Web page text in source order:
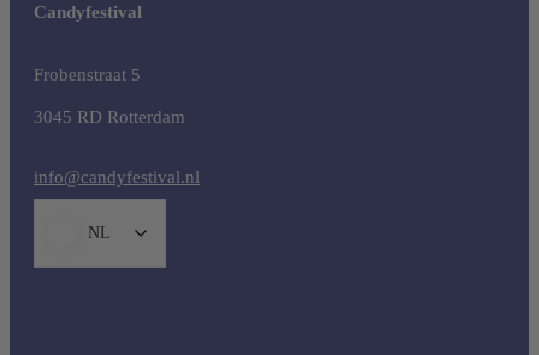
Candyfestival
Frobenstraat 5
3045 RD Rotterdam
info@candyfestival.nl
NL